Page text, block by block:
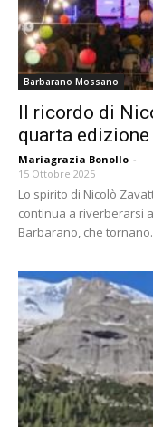
Barbarano Mossano
Il ricordo di
quarta edizione
Mariagrazia Bonollo -
15 Ottobre 2025
Lo spirito di Nicolò
continua a riverberarsi
Barbarano, che